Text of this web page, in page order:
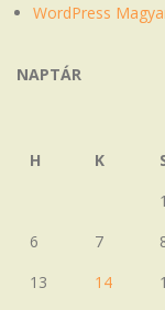
WordPress
NAPTÁR
H
K
1
6
7
13
14